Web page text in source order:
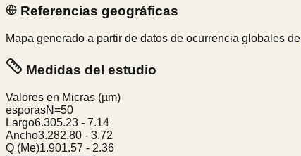
Referencias geográficas
Mapa generado a partir de datos de ocurrencia globales de
Medidas del estudio
Valores en Micras (µm)
esporasN=50
Largo6.305.23 - 7.14
Ancho3.282.80 - 3.72
Q (Me)1.901.57 - 2.36